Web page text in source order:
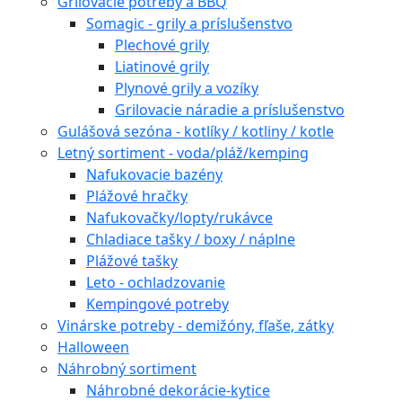
Somagic - grily a príslušenstvo
Plechové grily
Liatinové grily
Plynové grily a vozíky
Grilovacie náradie a príslušenstvo
Gulášová sezóna - kotlíky / kotliny / kotle
Letný sortiment - voda/pláž/kemping
Nafukovacie bazény
Plážové hračky
Nafukovačky/lopty/rukávce
Chladiace tašky / boxy / náplne
Plážové tašky
Leto - ochladzovanie
Kempingové potreby
Vinárske potreby - demižóny, fľaše, zátky
Halloween
Náhrobný sortiment
Náhrobné dekorácie-kytice